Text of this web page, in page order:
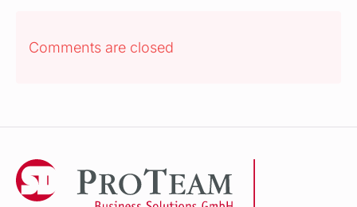
Comments are closed